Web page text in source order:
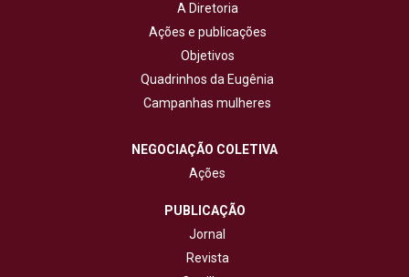
A Diretoria
Ações e publicações
Objetivos
Quadrinhos da Eugênia
Campanhas mulheres
NEGOCIAÇÃO COLETIVA
Ações
PUBLICAÇÃO
Jornal
Revista